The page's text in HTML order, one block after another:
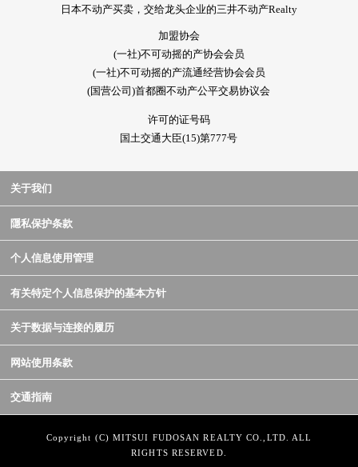
日本不动产买卖，交给龙头企业的三井不动产Realty
加盟协会
(一社)不可动摇的产协会会员
(一社)不可动摇的产流通经营协会会员
(国营公司)首都圈不动产公平交易协议会
许可的证号码
国土交通大臣(15)第777号
关于我们
隱私保护条款
个人信息使用管理
有关特定个人信息保护的基本方针
关于数据与连接的履历
网站使用条款
交通指南
Copyright (C) MITSUI FUDOSAN REALTY CO.,LTD. ALL
RIGHTS RESERVED.